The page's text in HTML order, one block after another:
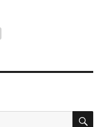
r